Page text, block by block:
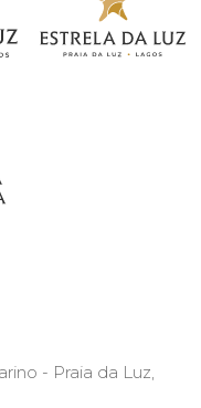
- Praia da Luz,